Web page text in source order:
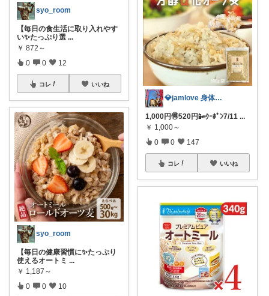
syo_room
【毎日の食生活に取り入れやす
い✨たっぷり選 ...
￥ 872～
0 0 12
コレ いいね
syo_room
【毎日の健康習慣に✨たっぷり
使えるオートミ ...
￥ 1,187～
0 0 10
💎jamlove 身体に優しく
1,000円🉐520円📴ｸｰﾎﾟﾝ7/11 ...
￥ 1,000～
0 0 147
コレ いいね